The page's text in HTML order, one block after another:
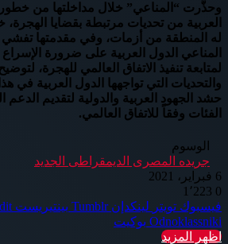
وحذَّرت “المناعي” خلال مداخلتها من
العربية من تحديات مرتبطة بقضايا
له المنطقة من أزمات، وفي مقدمتها
المناعي الدول العربية على ضرورة الإسراع
لمتابعة تنفيذ الاتفاق العالمي للهجرة،
والتحديات التي تواجهها الدول العربية في
حشد الجهود العربية والدولية لتقديم الدعم
الفئات وفقاً للاتفاق العالمي.
الوسوم
جريده المصرى الديمقراطى الجديد
6 فبراير، 2021
0
فيسبوك تويتر لينكدإن بينتيريست
Odnoklassniki بوكيت
اظهر المزيد